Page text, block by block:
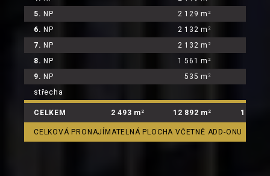
5. NP 2 129 m 2
6. NP 2 132 m 2
7. NP 2 132 m 2
8. NP 1 561 m 2
9. NP 535 m 2
střecha
CELKEM 2 493 m 2 12 892 m 2 1 803
CELKOVÁ PRONAJÍMATELNÁ PLOCHA VČETNĚ ADD-ONU